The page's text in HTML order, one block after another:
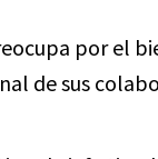
por el
de sus